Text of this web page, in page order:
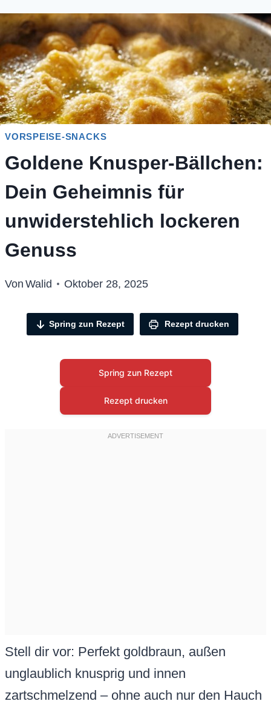
VORSPEISE-SNACKS
Goldene Knusper-Bällchen:
Dein Geheimnis für
unwiderstehlich lockeren
Genuss
Von Walid Oktober 28, 2025
Spring zun Rezept Rezept drucken
Spring zun Rezept
Rezept drucken
Stell dir vor: Perfekt goldbraun, außen
unglaublich knusprig und innen
zartschmelzend – ohne auch nur den Hauch